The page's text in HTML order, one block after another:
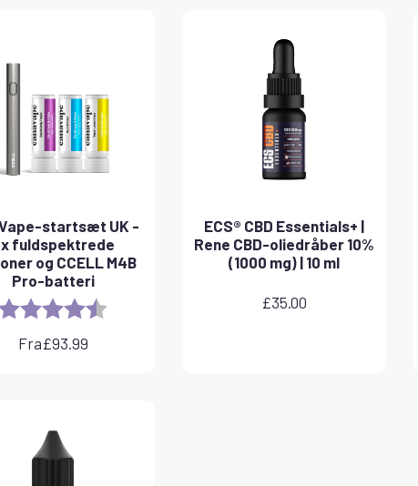
Vape-startsæt UK -
fuldspektrede
og CCELL M4B
Pro-batteri
Fra£93.99
ECS® CBD Essentials+ |
Rene CBD-oliedråber 10%
(1000 mg) | 10 ml
£35.00